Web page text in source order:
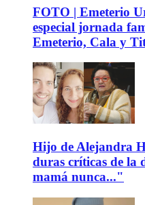
FOTO | Emeterio
especial jornada
Emeterio, Cala y
Hijo de Alejandra
duras críticas de
mamá nunca..."